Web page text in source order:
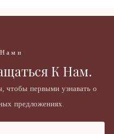
К Нам.
чтобы первыми узнавать о
предложениях.